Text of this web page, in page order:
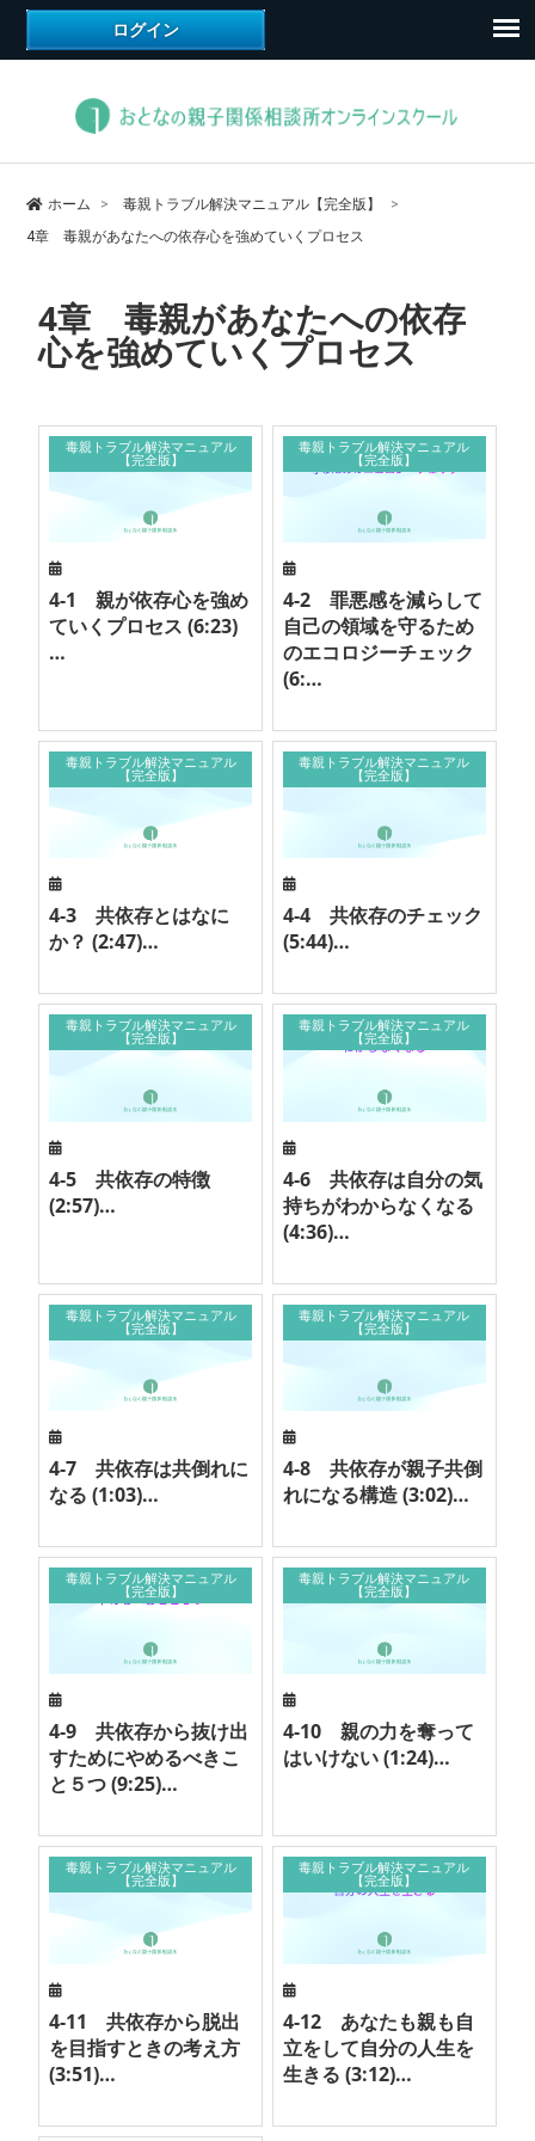
ホーム
毒親トラブル解決マニュアル【完全版】
4章 毒親があなたへの依存心を強めていくプロセス
4章 毒親があなたへの依存
心を強めていくプロセス
毒親トラブル解決マニュアル
【完全版】
4-1 親が依存心を強め
ていくプロセス (6:23)
…
毒親トラブル解決マニュアル
【完全版】
4-2 罪悪感を減らして
自己の領域を守るため
のエコロジーチェック
(6:…
毒親トラブル解決マニュアル
【完全版】
4-3 共依存とはなに
か？ (2:47)…
毒親トラブル解決マニュアル
【完全版】
4-4 共依存のチェック
(5:44)…
毒親トラブル解決マニュアル
【完全版】
4-5 共依存の特徴
(2:57)…
毒親トラブル解決マニュアル
【完全版】
4-6 共依存は自分の気
持ちがわからなくなる
(4:36)…
毒親トラブル解決マニュアル
【完全版】
4-7 共依存は共倒れに
なる (1:03)…
毒親トラブル解決マニュアル
【完全版】
4-8 共依存が親子共倒
れになる構造 (3:02)…
毒親トラブル解決マニュアル
【完全版】
4-9 共依存から抜け出
すためにやめるべきこ
と５つ (9:25)…
毒親トラブル解決マニュアル
【完全版】
4-10 親の力を奪って
はいけない (1:24)…
毒親トラブル解決マニュアル
【完全版】
4-11 共依存から脱出
を目指すときの考え方
(3:51)…
毒親トラブル解決マニュアル
【完全版】
4-12 あなたも親も自
立をして自分の人生を
生きる (3:12)…